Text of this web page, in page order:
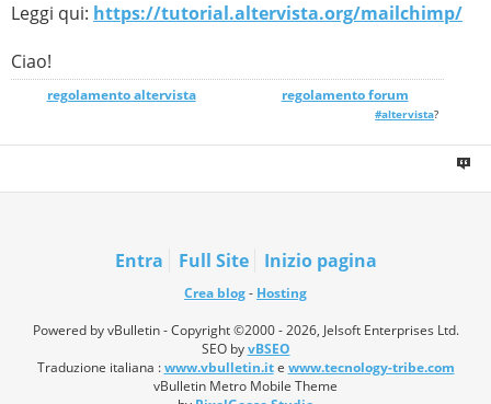
Leggi qui: https://tutorial.altervista.org/mailchimp/
Ciao!
regolamento altervista_______________ regolamento forum
#altervista?
Entra Full Site Inizio pagina
Crea blog- Hosting
Powered by vBulletin - Copyright ©2000 - 2026, Jelsoft Enterprises Ltd.
SEO byvBSEO
Traduzione italiana :www.vbulletin.ite www.tecnology-tribe.com
vBulletin Metro Mobile Theme